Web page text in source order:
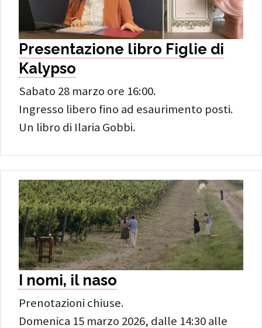
Presentazione libro Figlie di
Kalypso
Sabato 28 marzo ore 16:00.
Ingresso libero fino ad esaurimento posti.
Un libro di Ilaria Gobbi.
I nomi, il naso
Prenotazioni chiuse.
Domenica 15 marzo 2026, dalle 14:30 alle